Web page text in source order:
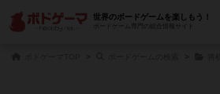
世界のボードゲームを楽しもう！
ボードゲーム専門の総合情報サイト